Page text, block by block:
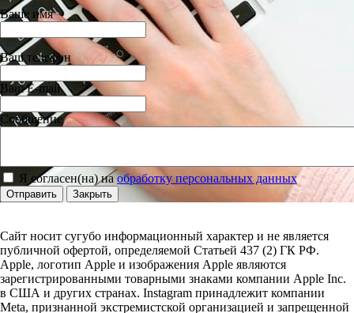
Ваше имя
Ваш телефон
Ваш E-mail
Сообщение
Я согласен(на) наобработку персональных данных
Отправить Закрыть
Сайт носит сугубо информационный характер и не является
публичной офертой, определяемой Статьей 437 (2) ГК РФ.
Apple, логотип Apple и изображения Apple являются
зарегистрированными товарными знаками компании Apple Inc.
в США и других странах. Instagram принадлежит компании
Meta, признанной экстремистской организацией и запрещенной